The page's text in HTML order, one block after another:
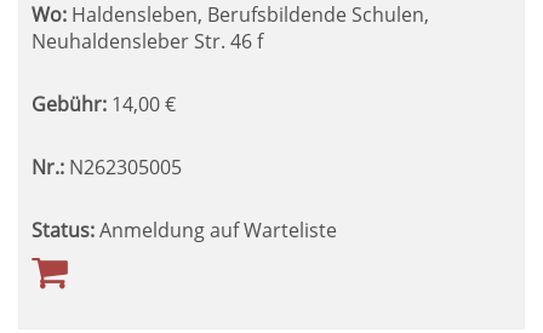
Wo: Haldensleben, Berufsbildende Schulen,
Neuhaldensleber Str. 46 f
Gebühr: 14,00€
Nr.: N262305005
Status:Anmeldung auf Warteliste